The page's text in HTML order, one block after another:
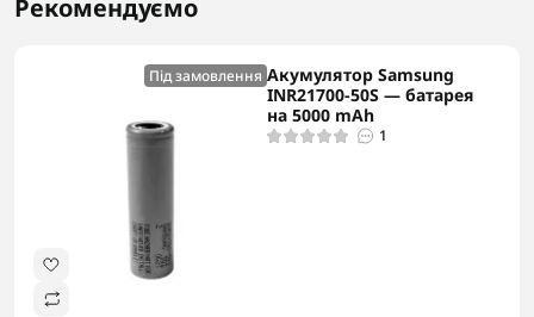
Рекомендуємо
Під замовлення Акумулятор Samsung
INR21700-50S — батарея
на 5000 mAh
1